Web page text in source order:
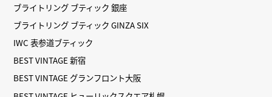
ブライトリング ブティック 銀座
ブライトリング ブティック GINZA SIX
IWC 表参道ブティック
BEST VINTAGE 新宿
BEST VINTAGE グランフロント大阪